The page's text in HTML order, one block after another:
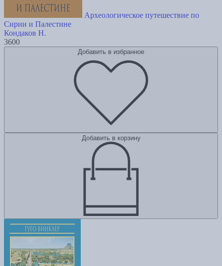
Археологическое путешествие по
Сирии и Палестине
Кондаков Н.
3600
Добавить в избранное
Добавить в корзину